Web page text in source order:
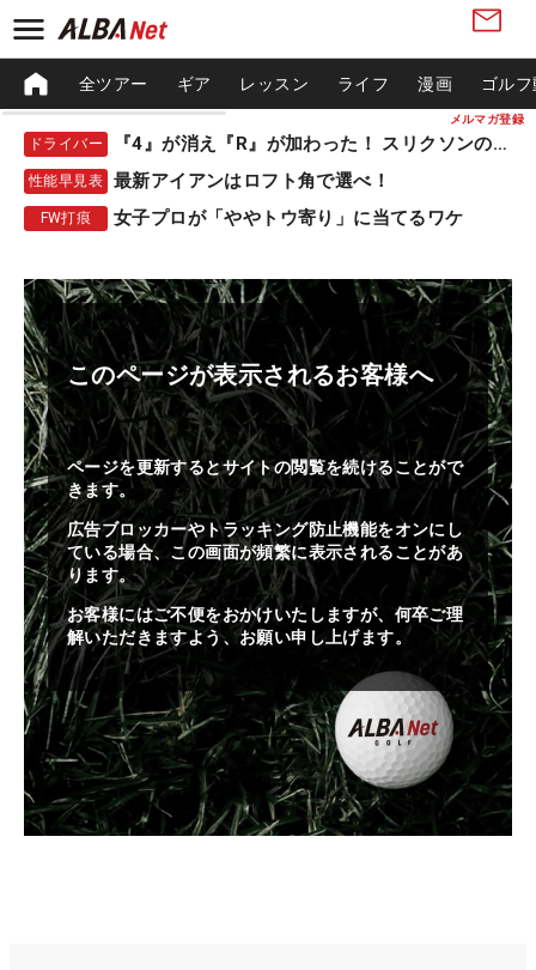
メルマガ登録
全ツアー ギア レッスン ライフ 漫画 ゴル
ドライバー 『4』が消え『R』が加わった！ スリクソンの新作
性能早見表 最新アイアンはロフト角で選べ！
FW打痕 女子プロが「ややトウ寄り」に当てるワケ
このページが表示されるお客様へ
ページを更新するとサイトの閲覧を続けることがで
きます。
広告ブロッカーやトラッキング防止機能をオンにし
ている場合、この画面が頻繁に表示されることがあ
ります。
お客様にはご不便をおかけいたしますが、何卒ご理
解いただきますよう、お願い申し上げます。